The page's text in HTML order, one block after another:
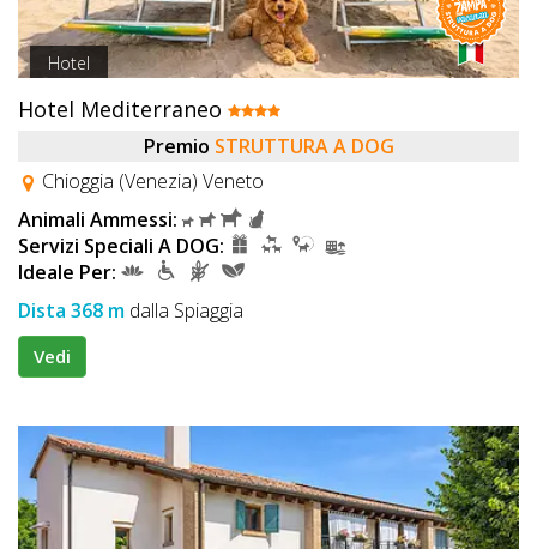
Hotel
Hotel Mediterraneo
Premio STRUTTURA A DOG
Chioggia (Venezia) Veneto
Animali Ammessi:
Servizi Speciali A DOG:
Ideale Per:
Dista 368 m dalla Spiaggia
Vedi